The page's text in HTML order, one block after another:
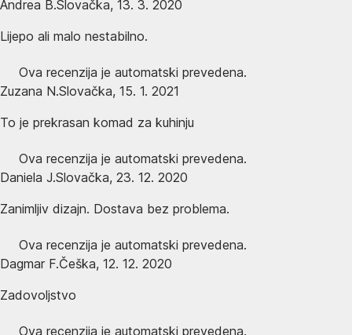
Andrea B.Slovačka, 13. 3. 2020
Lijepo ali malo nestabilno.
Ova recenzija je automatski prevedena.
Zuzana N.Slovačka, 15. 1. 2021
To je prekrasan komad za kuhinju
Ova recenzija je automatski prevedena.
Daniela J.Slovačka, 23. 12. 2020
Zanimljiv dizajn. Dostava bez problema.
Ova recenzija je automatski prevedena.
Dagmar F.Češka, 12. 12. 2020
Zadovoljstvo
Ova recenzija je automatski prevedena.